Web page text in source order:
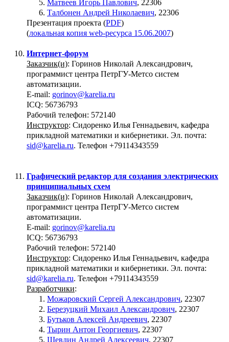
Матвеев Игорь Павлович, 22306
Талбонен Андрей Николаевич, 22306
Презентация проекта (PDF)
(локальная копия web-ресурса 15.06.2007)
Интернет-форум
Заказчик(и): Горинов Николай Александрович,
программист центра ПетрГУ-Метсо систем
автоматизации.
E-mail: gorinov@karelia.ru
ICQ: 56736793
Рабочий телефон: 572140
Инструктор: Сидоренко Илья Геннадьевич, кафедра
прикладной математики и кибернетики. Эл. почта:
sid@karelia.ru. Телефон +79114343559
Графический редактор для создания электрических
принципиальных схем
Заказчик(и): Горинов Николай Александрович,
программист центра ПетрГУ-Метсо систем
автоматизации.
E-mail: gorinov@karelia.ru
ICQ: 56736793
Рабочий телефон: 572140
Инструктор: Сидоренко Илья Геннадьевич, кафедра
прикладной математики и кибернетики. Эл. почта:
sid@karelia.ru. Телефон +79114343559
Разработчики:
Можаровский Сергей Александрович, 22307
Березуцкий Михаил Александрович, 22307
Бутьков Алексей Андреевич, 22307
Тырин Антон Георгиевич, 22307
Шевдин Андрей Алексеевич, 22307